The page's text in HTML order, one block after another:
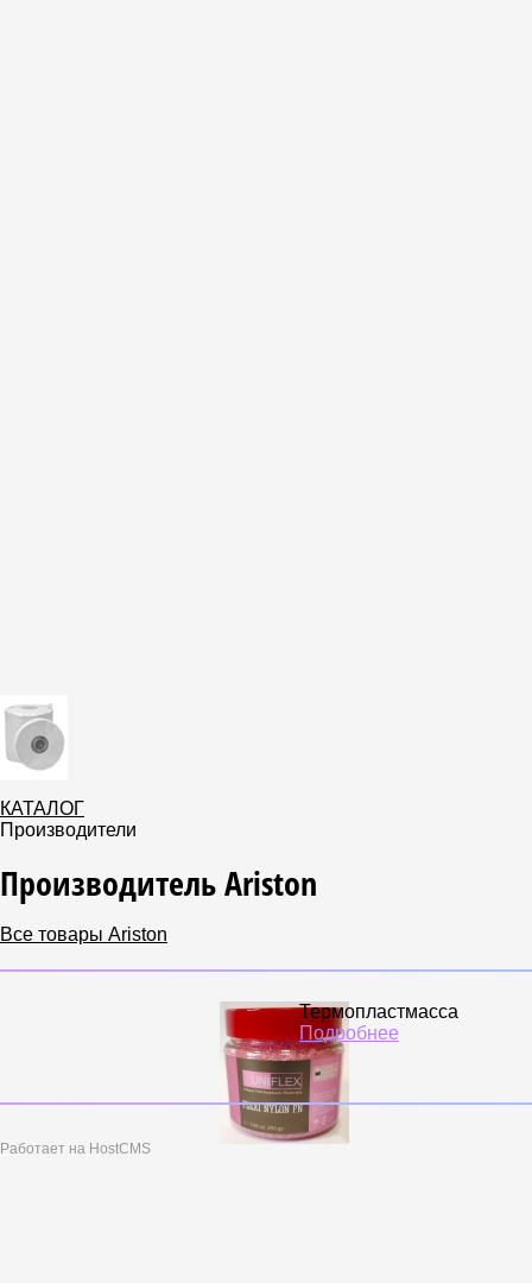
КАТАЛОГ
Производители
Производитель Ariston
Все товары Ariston
Термопластмасса
Подробнее
Работает на HostCMS